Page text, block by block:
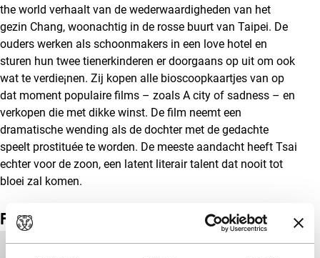
the world verhaalt van de wederwaardigheden van het
gezin Chang, woonachtig in de rosse buurt van Taipei. De
ouders werken als schoonmakers in een love hotel en
sturen hun twee tienerkinderen er doorgaans op uit om ook
wat te verdie¡nen. Zij kopen alle bioscoopkaartjes van op
dat moment populaire films – zoals A city of sadness – en
verkopen die met dikke winst. De film neemt een
dramatische wending als de dochter met de gedachte
speelt prostituée te worden. De meeste aandacht heeft Tsai
echter voor de zoon, een latent literair talent dat nooit tot
bloei zal komen.
Film details